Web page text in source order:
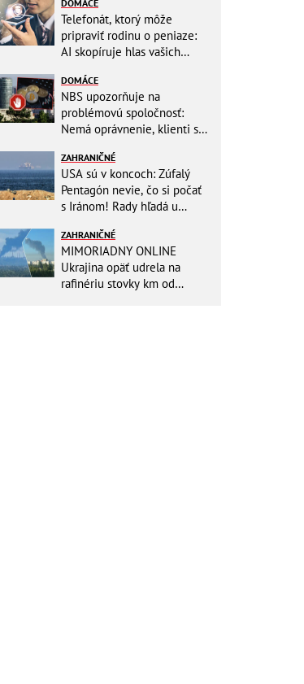
DOMÁCE
Telefonát, ktorý môže
pripraviť rodinu o peniaze:
AI skopíruje hlas vašich
jednoduchý trik
DOMÁCE
NBS upozorňuje na
problémovú spoločnosť:
Nemá oprávnenie, klienti sa
ZAHRANIČNÉ
USA sú v koncoch: Zúfalý
Pentagón nevie, čo si počať
s Iránom! Rady hľadá u
ZAHRANIČNÉ
MIMORIADNY ONLINE
Ukrajina opäť udrela na
rafinériu stovky km od